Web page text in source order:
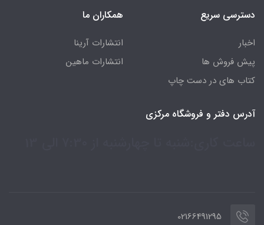
دسترسی سریع
اخبار
پیش فروش ها
کتاب های در دست چاپ
همکاران ما
انتشارات آرینا
انتشارات ماهین
آدرس دفتر و فروشگاه مرکزی
02166491295